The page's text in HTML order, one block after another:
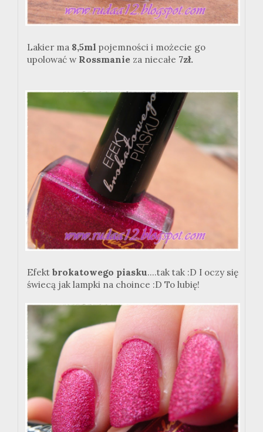
Lakier ma 8,5ml pojemności i możecie go
upolować wRossmanie za niecałe 7zł.
Efekt brokatowego piasku....tak tak :D I oczy się
świecą jak lampki na choince :D To lubię!